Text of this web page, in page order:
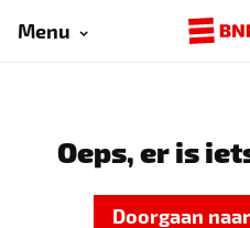
Menu
Oeps, er is
Doorgaan